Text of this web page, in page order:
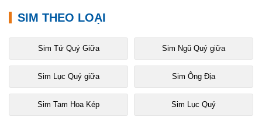
SIM THEO LOẠI
Sim Tứ Quý Giữa Sim Ngũ Quý giữa
Sim Lục Quý giữa Sim Ông Địa
Sim Tam Hoa Kép Sim Lục Quý